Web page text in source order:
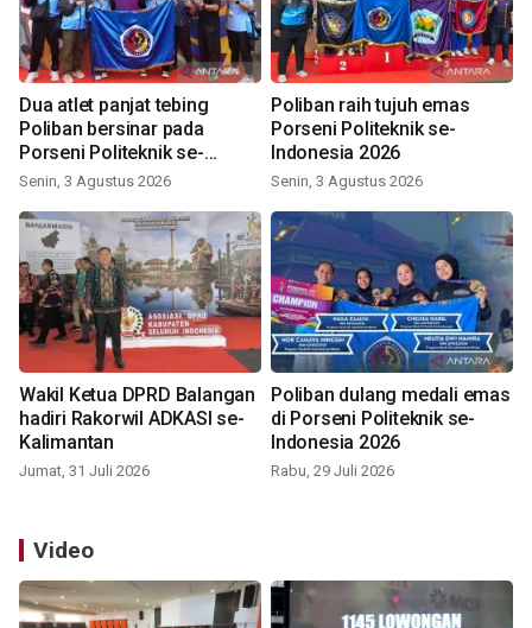
Dua atlet panjat tebing
Poliban bersinar pada
Porseni Politeknik se-
Indonesia 2026
Senin, 3 Agustus 2026
Poliban raih tujuh emas
Porseni Politeknik se-
Indonesia 2026
Senin, 3 Agustus 2026
Wakil Ketua DPRD Balangan
hadiri Rakorwil ADKASI se-
Kalimantan
Jumat, 31 Juli 2026
Poliban dulang medali emas
di Porseni Politeknik se-
Indonesia 2026
Rabu, 29 Juli 2026
Video